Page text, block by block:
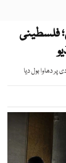
فلسطینی
دھاوا بول دیا